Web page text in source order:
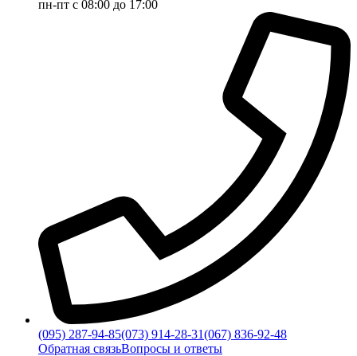
пн-пт с 08:00 до 17:00
(095) 287-94-85(073) 914-28-31(067) 836-92-48
Обратная связьВопросы и ответы